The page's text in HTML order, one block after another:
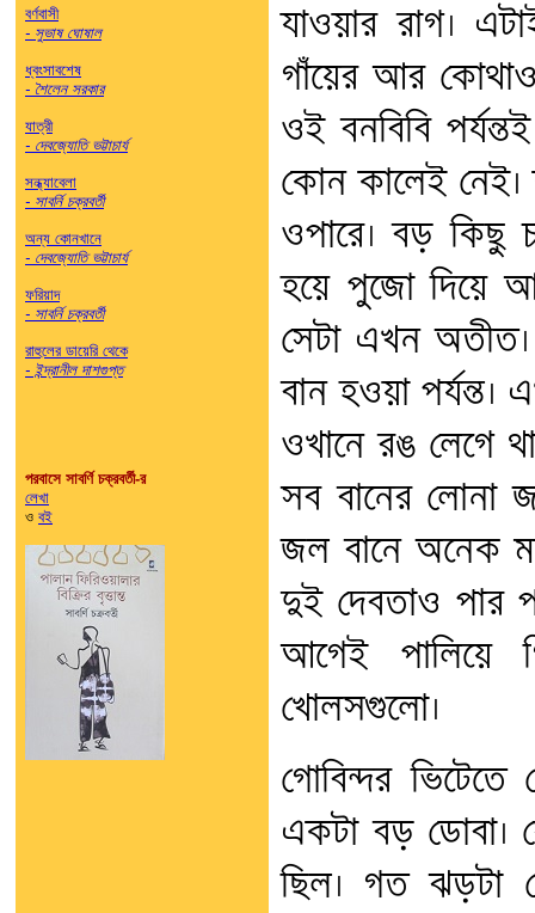
বর্ণবাসী
- সুভাষ ঘোষাল
ধ্বংসাবশেষ
- শৈলেন সরকার
যাত্রী
- দেবজ্যোতি ভট্টাচার্য
সন্ধ্যাবেলা
- সাবর্নি চক্রবর্তী
অন্য কোনখানে
- দেবজ্যোতি ভট্টাচার্য
ফরিয়াদ
- সাবর্নি চক্রবর্তী
রাহুলের ডায়েরি থেকে
- ইন্দ্রানীল দাশগুপ্ত
পরবাসে সাবর্ণি চক্রবর্তী-র
লেখা
ও বই
যাওয়ার রাগ।
গাঁয়ের আর
ওই বনবিবি
কোন কালেই নেই।
ওপারে। বড় কিছু
হয়ে পুজো দিয়ে
সেটা এখন
বান হওয়া
ওখানে রঙ লেগে
সব বানের লোনা
জল বানে অনেক
দুই দেবতাও পার
আগেই পালিয়ে
খোলসগুলো।
গোবিন্দর
একটা বড় ডোবা।
ছিল। গত ঝড়টা